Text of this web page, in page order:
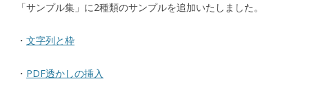
「サンプル集」に2種類のサンプルを追加いたしました。
・ 文字列と枠
・ PDF透かしの挿入